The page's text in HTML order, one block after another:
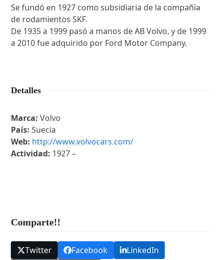
Se fundó en 1927 como subsidiaria de la compañía
de rodamientos SKF.
De 1935 a 1999 pasó a manos de AB Volvo, y de 1999
a 2010 fue adquirido por Ford Motor Company.
Detalles
Marca:Volvo
País:Suecia
Web: http://www.volvocars.com/
Actividad: 1927 –
Comparte!!
Twitter Facebook
LinkedIn